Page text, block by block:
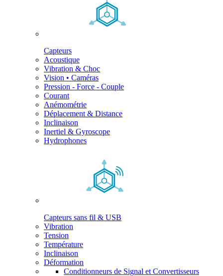
Capteurs
Acoustique
Vibration & Choc
Vision • Caméras
Pression - Force - Couple
Courant
Anémométrie
Déplacement & Distance
Inclinaison
Inertiel & Gyroscope
Hydrophones
Capteurs sans fil & USB
Vibration
Tension
Température
Inclinaison
Déformation
Conditionneurs de Signal et Convertisseurs